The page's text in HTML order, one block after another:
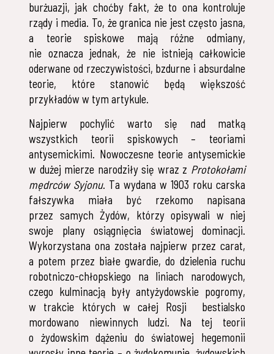
burżuazji, jak choćby fakt, że to ona kontroluje
rządy i media. To, że granica nie jest często jasna,
a teorie spiskowe mają różne odmiany,
nie oznacza jednak, że nie istnieją całkowicie
oderwane od rzeczywistości, bzdurne i absurdalne
teorie, które stanowić będą większość
przykładów w tym artykule.
Najpierw pochylić warto się nad matką
wszystkich teorii spiskowych – teoriami
antysemickimi. Nowoczesne teorie antysemickie
w dużej mierze narodziły się wraz z Protokołami
mędrców Syjonu. Ta wydana w 1903 roku carska
fałszywka miała być rzekomo napisana
przez samych Żydów, którzy opisywali w niej
swoje plany osiągnięcia światowej dominacji.
Wykorzystana ona została najpierw przez carat,
a potem przez białe gwardie, do dzielenia ruchu
robotniczo-chłopskiego na liniach narodowych,
czego kulminacją były antyżydowskie pogromy,
w trakcie których w całej Rosji bestialsko
mordowano niewinnych ludzi. Na tej teorii
o żydowskim dążeniu do światowej hegemonii